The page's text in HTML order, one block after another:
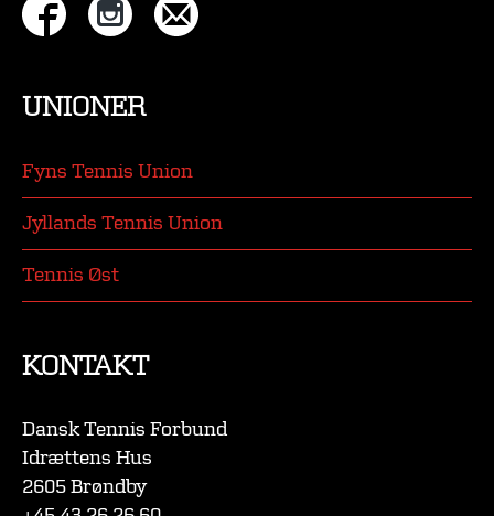
UNIONER
Fyns Tennis Union
Jyllands Tennis Union
Tennis Øst
KONTAKT
Dansk Tennis Forbund
Idrættens Hus
2605 Brøndby